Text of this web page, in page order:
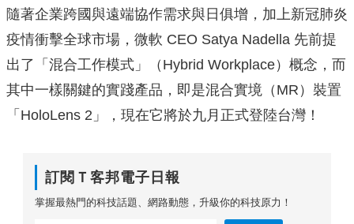
隨著企業跨國與遠端協作需求與日俱增，加上新冠肺炎
疫情衝擊全球市場，微軟 CEO Satya Nadella 先前提
出了「混合工作模式」（Hybrid Workplace）概念，而
其中一樣關鍵的實踐產品，即是混合實境（MR）裝置
「HoloLens 2」，現在它將於九月正式登陸台灣！
訂閱Ｔ客邦電子日報
掌握最熱門的科技話題、網路動態，升級你的科技原力！